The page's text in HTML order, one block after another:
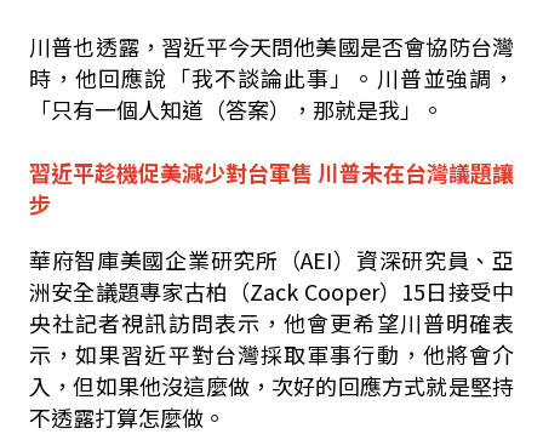
川普也透露，習近平今天問他美國是否會協防台灣
時，他回應說「我不談論此事」。川普並強調，
「只有一個人知道（答案），那就是我」。
習近平趁機促美減少對台軍售 川普未在台灣議題讓
步
華府智庫美國企業研究所（AEI）資深研究員、亞
洲安全議題專家古柏（Zack Cooper）15日接受中
央社記者視訊訪問表示，他會更希望川普明確表
示，如果習近平對台灣採取軍事行動，他將會介
入，但如果他沒這麼做，次好的回應方式就是堅持
不透露打算怎麼做。